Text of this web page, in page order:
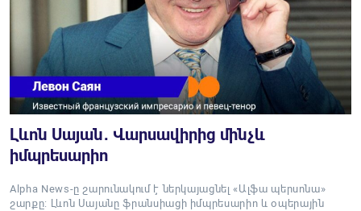
Լևոն Սայան․ Վարսավիրից մինչև
իմպրեսարիո
Alpha News-ը շարունակում է ներկայացնել «Ալֆա պերսոնա»
շարքը: Լևոն Սայանը ֆրանսիացի իմպրեսարիո և օպերային